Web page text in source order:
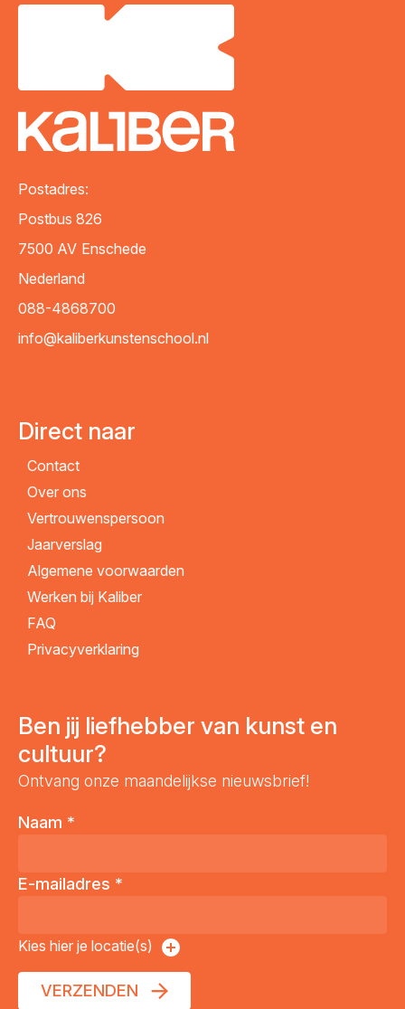
Postadres:
Postbus 826
7500 AV Enschede
Nederland
088-4868700
info@kaliberkunstenschool.nl
Direct naar
Contact
Over ons
Vertrouwenspersoon
Jaarverslag
Algemene voorwaarden
Werken bij Kaliber
FAQ
Privacyverklaring
Ben jij liefhebber van kunst en
cultuur?
Ontvang onze maandelijkse nieuwsbrief!
Naam *
E-mailadres *
Kies hier je locatie(s)
VERZENDEN